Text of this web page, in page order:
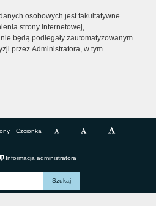
osobowych jest fakultatywne
strony internetowej,
będą podlegały zautomatyzowanym
przez Administratora, w tym
Czcionka
Informacja administratora